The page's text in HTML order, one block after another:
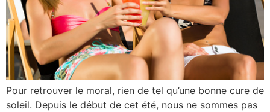
Pour retrouver le moral, rien de tel qu’une bonne cure de
soleil. Depuis le début de cet été, nous ne sommes pas